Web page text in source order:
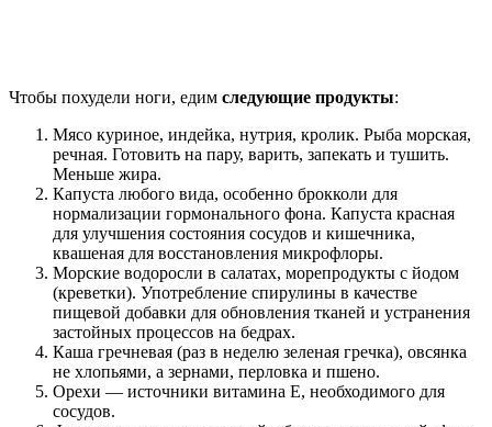
Чтобы похудели ноги, едим следующие продукты:
Мясо куриное, индейка, нутрия, кролик. Рыба морская,
речная. Готовить на пару, варить, запекать и тушить.
Меньше жира.
Капуста любого вида, особенно брокколи для
нормализации гормонального фона. Капуста красная
для улучшения состояния сосудов и кишечника,
квашеная для восстановления микрофлоры.
Морские водоросли в салатах, морепродукты с йодом
(креветки). Употребление спирулины в качестве
пищевой добавки для обновления тканей и устранения
застойных процессов на бедрах.
Каша гречневая (раз в неделю зеленая гречка), овсянка
не хлопьями, а зернами, перловка и пшено.
Орехи — источники витамина Е, необходимого для
сосудов.